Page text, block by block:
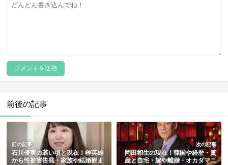
前後の記事
前の記事
石川優実の若い頃と現在！榊英雄
から性被害告発・家族や結婚観ま
次の記事
岡田和生の現在！韓国や経歴・資
産と自宅・嫁や離婚・オカダマニ